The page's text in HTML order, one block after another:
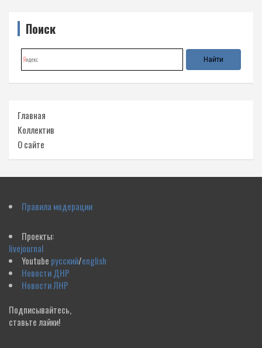
Поиск
Главная
Коллектив
О сайте
Правила модерации
Проекты:
livejournal
Youtube русский/english
Новости ДНР
Новости ЛНР
Подписывайтесь,
ставьте лайки!